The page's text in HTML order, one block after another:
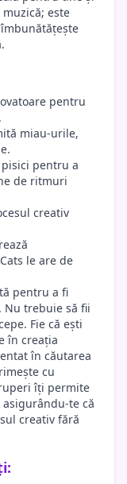
este
pentru
miau-urile,
pentru a
de ritmuri
creativ
le are de
pentru a fi
trebuie să fii
Fie că ești
în creația
în căutarea
cu
îți permite
te că
creativ fără